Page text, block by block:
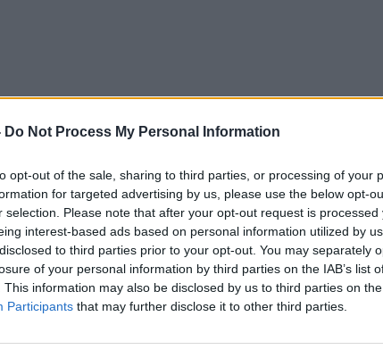
Do Not Process My Personal Information
opt-out of the sale, sharing to third parties, or processing of your
for targeted advertising by us, please use the below opt-
selection. Please note that after your opt-out request is processed
interest-based ads based on personal information utilized by
to third parties prior to your opt-out. You may separately
of your personal information by third parties on the IAB’s list
This information may also be disclosed by us to third parties on the
Participants that may further disclose it to other third parties.
следен клуб летово заврши уште пред
најдобриот германски играч се
фудбал, сепак, тој многу рано ги
Леверкузен ја бара за него, ќе мора да ја
соопштил дека сака да замине. Тој лично